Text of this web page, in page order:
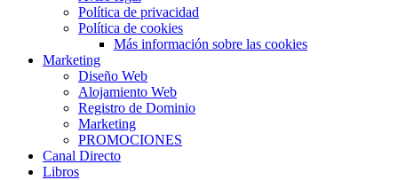
Política de privacidad
Política de cookies
Más información sobre las cookies
Marketing
Diseño Web
Alojamiento Web
Registro de Dominio
Marketing
PROMOCIONES
Canal Directo
Libros